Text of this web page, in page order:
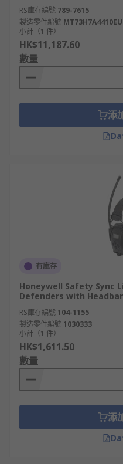
RS庫存編號 789-7615
製造零件編號 MT73H7A4410EU
小計（1 件）
HK$11,187.60
數量
添
有庫存
Honeywell Safety Sync
Defenders with
RS庫存編號 104-1155
製造零件編號 1030333
小計（1 件）
HK$1,611.50
數量
添